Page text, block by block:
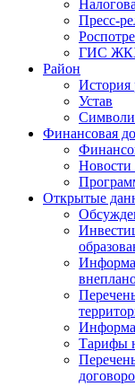
Пресс-
ГИС
Район
История
Устав
Финансовая
Новости
Открытые
Тарифы